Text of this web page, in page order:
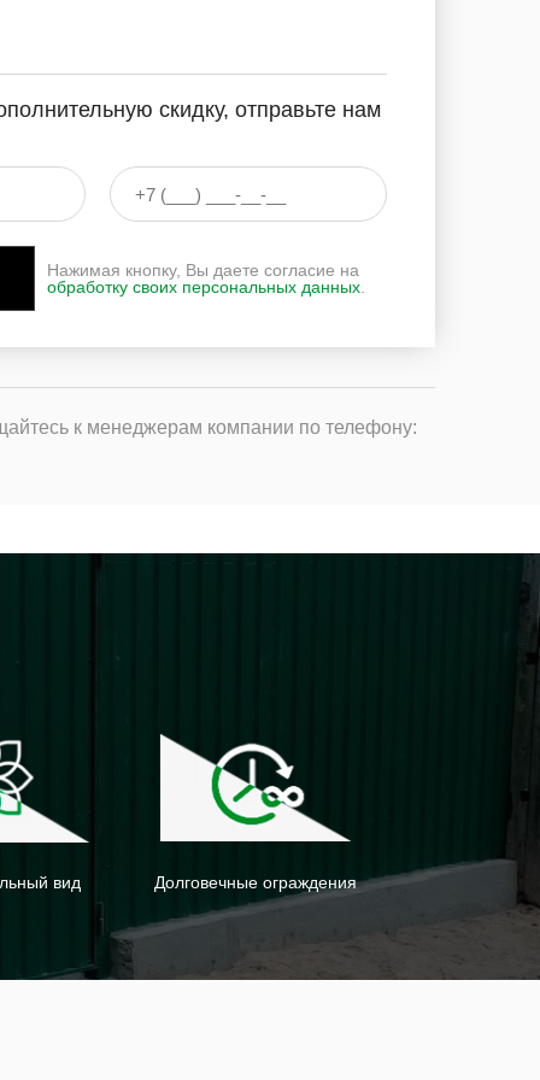
скидку, отправьте нам
Нажимая кнопку, Вы даете согласие на
обработку своих персональных данных.
к менеджерам компании по телефону:
вид Долговечные ограждения